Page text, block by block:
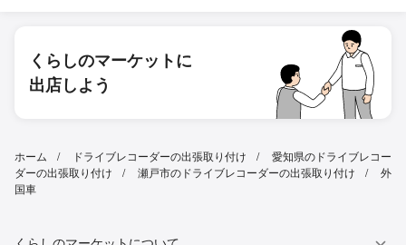
くらしのマーケットに
出店しよう
ホーム ドライブレコーダーの出張取り付け
愛知県のドライブレコー
ダーの出張取り付け
瀬戸市のドライブレコーダーの出張取り付け
外
国車